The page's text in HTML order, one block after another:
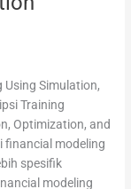
Using Simulation,
Training
Optimization, and
financial modeling
spesifik
modeling